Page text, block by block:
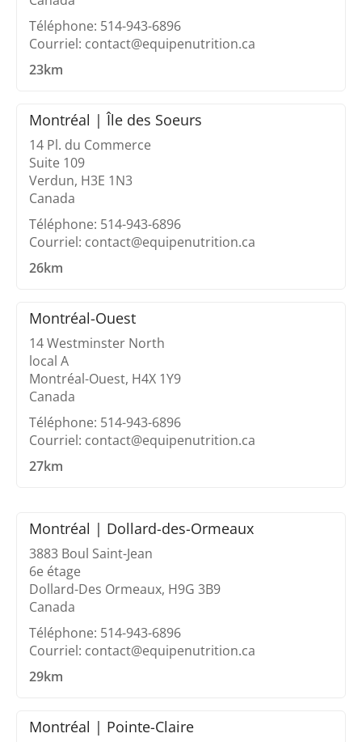
Téléphone: 514-943-6896
Courriel: contact@equipenutrition.ca
23km
Montréal | Île des Soeurs
14 Pl. du Commerce
Suite 109
Verdun, H3E 1N3
Canada
Téléphone: 514-943-6896
Courriel: contact@equipenutrition.ca
26km
Montréal-Ouest
14 Westminster North
local A
Montréal-Ouest, H4X 1Y9
Canada
Téléphone: 514-943-6896
Courriel: contact@equipenutrition.ca
27km
Montréal | Dollard-des-Ormeaux
3883 Boul Saint-Jean
6e étage
Dollard-Des Ormeaux, H9G 3B9
Canada
Téléphone: 514-943-6896
Courriel: contact@equipenutrition.ca
29km
Montréal | Pointe-Claire